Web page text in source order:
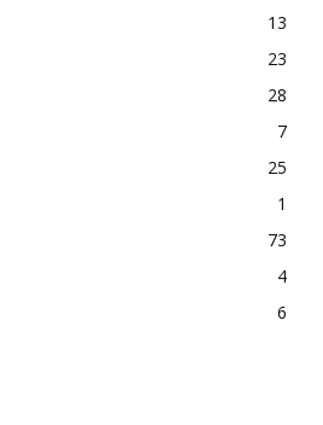
13
23
28
7
25
1
73
4
6